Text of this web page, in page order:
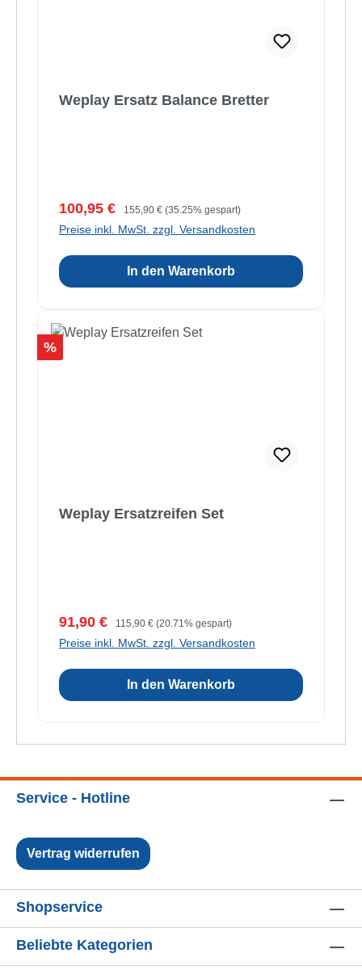
Weplay Ersatz Balance Bretter
Verkaufspreis:
100,95 € Regulärer Preis:
155,90 € (35.25% gespart)
Preise inkl. MwSt. zzgl. Versandkosten
In den Warenkorb
Rabatt
%
Weplay Ersatzreifen Set
Verkaufspreis:
91,90 € Regulärer Preis:
115,90 € (20.71% gespart)
Preise inkl. MwSt. zzgl. Versandkosten
In den Warenkorb
Service - Hotline
Vertrag widerrufen
Shopservice
Beliebte Kategorien